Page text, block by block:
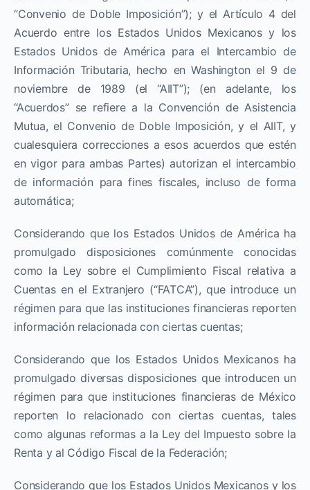
“Convenio de Doble Imposición”); y el Artículo 4 del
Acuerdo entre los Estados Unidos Mexicanos y los
Estados Unidos de América para el Intercambio de
Información Tributaria, hecho en Washington el 9 de
noviembre de 1989 (el “AIIT”); (en adelante, los
“Acuerdos” se refiere a la Convención de Asistencia
Mutua, el Convenio de Doble Imposición, y el AIIT, y
cualesquiera correcciones a esos acuerdos que estén
en vigor para ambas Partes) autorizan el intercambio
de información para fines fiscales, incluso de forma
automática;
Considerando que los Estados Unidos de América ha
promulgado disposiciones comúnmente conocidas
como la Ley sobre el Cumplimiento Fiscal relativa a
Cuentas en el Extranjero (“FATCA”), que introduce un
régimen para que las instituciones financieras reporten
información relacionada con ciertas cuentas;
Considerando que los Estados Unidos Mexicanos ha
promulgado diversas disposiciones que introducen un
régimen para que instituciones financieras de México
reporten lo relacionado con ciertas cuentas, tales
como algunas reformas a la Ley del Impuesto sobre la
Renta y al Código Fiscal de la Federación;
Considerando que los Estados Unidos Mexicanos y los